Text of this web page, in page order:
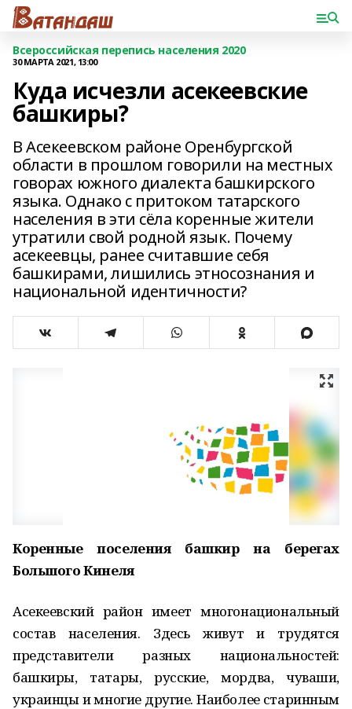
Всероссийская перепись населения 2020
30 МАРТА 2021, 13:00
Куда исчезли асекеевские
башкиры?
В Асекеевском районе Оренбургской
области в прошлом говорили на местных
говорах южного диалекта башкирского
языка. Однако с притоком татарского
населения в эти сёла коренные жители
утратили свой родной язык. Почему
асекеевцы, ранее считавшие себя
башкирами, лишились этносознания и
национальной идентичности?
Коренные поселения башкир на берегах
Большого Кинеля
Асекеевский район имеет многонациональный
состав населения. Здесь живут и трудятся
представители разных национальностей:
башкиры, татары, русские, мордва, чуваши,
украинцы и многие другие. Наиболее старинным